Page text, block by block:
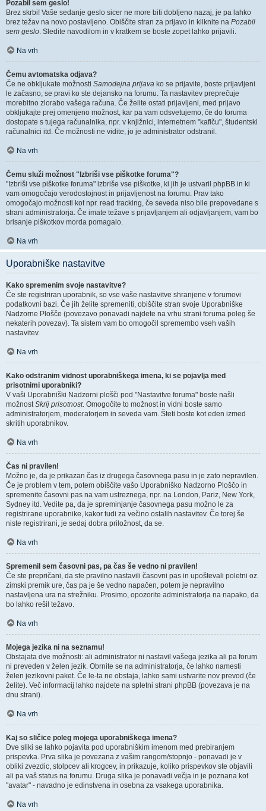
Pozabil sem geslo!
Brez skrbi! Vaše sedanje geslo sicer ne more biti dobljeno nazaj, je pa lahko
brez težav na novo postavljeno. Obiščite stran za prijavo in kliknite na Pozabil
sem geslo. Sledite navodilom in v kratkem se boste zopet lahko prijavili.
Na vrh
Čemu avtomatska odjava?
Če ne obkljukate možnosti Samodejna prijava ko se prijavite, boste prijavljeni
le začasno, se pravi ko ste dejansko na forumu. Ta nastavitev preprečuje
morebitno zlorabo vašega računa. Če želite ostati prijavljeni, med prijavo
obkljukajte prej omenjeno možnost, kar pa vam odsvetujemo, če do foruma
dostopate s tujega računalnika, npr. v knjižnici, internetnem "kafiču", študentski
računalnici itd. Če možnosti ne vidite, jo je administrator odstranil.
Na vrh
Čemu služi možnost "Izbriši vse piškotke foruma"?
"Izbriši vse piškotke foruma" izbriše vse piškotke, ki jih je ustvaril phpBB in ki
vam omogočajo verodostojnost in prijavljenost na forumu. Prav tako
omogočajo možnosti kot npr. read tracking, če seveda niso bile prepovedane s
strani administratorja. Če imate težave s prijavljanjem ali odjavljanjem, vam bo
brisanje piškotkov morda pomagalo.
Na vrh
Uporabniške nastavitve
Kako spremenim svoje nastavitve?
Če ste registriran uporabnik, so vse vaše nastavitve shranjene v forumovi
podatkovni bazi. Če jih želite spremeniti, obiščite stran svoje Uporabniške
Nadzorne Plošče (povezavo ponavadi najdete na vrhu strani foruma poleg še
nekaterih povezav). Ta sistem vam bo omogočil spremembo vseh vaših
nastavitev.
Na vrh
Kako odstranim vidnost uporabniškega imena, ki se pojavlja med
prisotnimi uporabniki?
V vaši Uporabniški Nadzorni plošči pod "Nastavitve foruma" boste našli
možnostSkrij prisotnost. Omogočite to možnost in vidni boste samo
administratorjem, moderatorjem in seveda vam. Šteti boste kot eden izmed
skritih uporabnikov.
Na vrh
Čas ni pravilen!
Možno je, da je prikazan čas iz drugega časovnega pasu in je zato nepravilen.
Če je problem v tem, potem obiščite vašo Uporabniško Nadzorno Ploščo in
spremenite časovni pas na vam ustreznega, npr. na London, Pariz, New York,
Sydney itd. Vedite pa, da je spreminjanje časovnega pasu možno le za
registrirane uporabnike, kakor tudi za večino ostalih nastavitev. Če torej še
niste registrirani, je sedaj dobra priložnost, da se.
Na vrh
Spremenil sem časovni pas, pa čas še vedno ni pravilen!
Če ste prepričani, da ste pravilno nastavili časovni pas in upoštevali poletni oz.
zimski premik ure, čas pa je še vedno napačen, potem je nepravilno
nastavljena ura na strežniku. Prosimo, opozorite administratorja na napako, da
bo lahko rešil težavo.
Na vrh
Mojega jezika ni na seznamu!
Obstajata dve možnosti: ali administrator ni nastavil vašega jezika ali pa forum
ni preveden v želen jezik. Obrnite se na administratorja, če lahko namesti
želen jezikovni paket. Če le-ta ne obstaja, lahko sami ustvarite nov prevod (če
želite). Več informacij lahko najdete na spletni strani phpBB (povezava je na
dnu strani).
Na vrh
Kaj so sličice poleg mojega uporabniškega imena?
Dve sliki se lahko pojavita pod uporabniškim imenom med prebiranjem
prispevka. Prva slika je povezana z vašim rangom/stopnjo - ponavadi je v
obliki zvezdic, stolpcev ali krogcev, in prikazuje, koliko prispevkov ste objavili
ali pa vaš status na forumu. Druga slika je ponavadi večja in je poznana kot
"avatar" - navadno je edinstvena in osebna za vsakega uporabnika.
Na vrh